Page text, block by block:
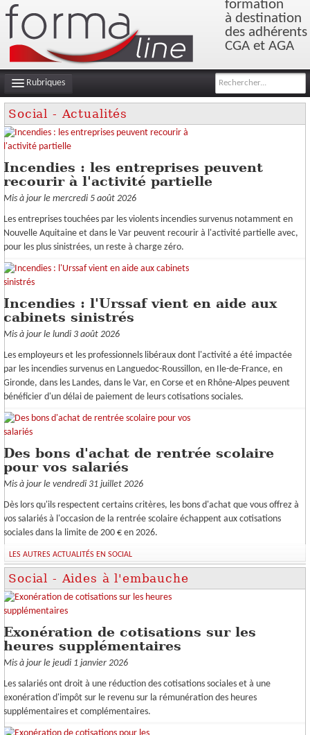
formation
à destination
des adhérents
CGA et AGA
Rubriques
INFOS DE GESTION
FILS D'ACTUALITÉS
Social - Actualités
Incendies : les entreprises peuvent
recourir à l'activité partielle
Mis à jour le mercredi 5 août 2026
Les entreprises touchées par les violents incendies survenus notamment en
Nouvelle Aquitaine et dans le Var peuvent recourir à l'activité partielle avec,
pour les plus sinistrées, un reste à charge zéro.
Incendies : l'Urssaf vient en aide aux
cabinets sinistrés
Mis à jour le lundi 3 août 2026
Les employeurs et les professionnels libéraux dont l'activité a été impactée
par les incendies survenus en Languedoc-Roussillon, en Ile-de-France, en
Gironde, dans les Landes, dans le Var, en Corse et en Rhône-Alpes peuvent
bénéficier d'un délai de paiement de leurs cotisations sociales.
Des bons d'achat de rentrée scolaire
pour vos salariés
Mis à jour le vendredi 31 juillet 2026
Dès lors qu'ils respectent certains critères, les bons d'achat que vous offrez à
vos salariés à l'occasion de la rentrée scolaire échappent aux cotisations
sociales dans la limite de 200 € en 2026.
LES AUTRES ACTUALITÉS EN SOCIAL
Social - Aides à l'embauche
Exonération de cotisations sur les
heures supplémentaires
Mis à jour le jeudi 1 janvier 2026
Les salariés ont droit à une réduction des cotisations sociales et à une
exonération d'impôt sur le revenu sur la rémunération des heures
supplémentaires et complémentaires.